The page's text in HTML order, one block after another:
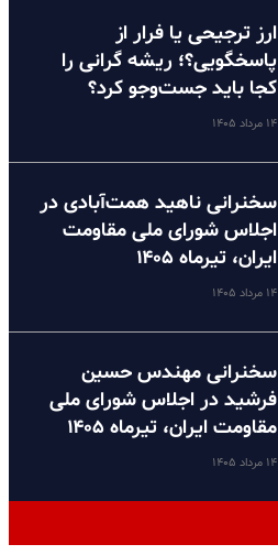
ارز ترجیحی یا فرار از
پاسخگویی؟؛ ریشه گرانی را
کجا باید جست‌وجو کرد؟
۱۴ مرداد ۱۴۰۵
سخنرانی ناهید همت‌آبادی در
اجلاس شورای ملی مقاومت
ایران، تیرماه ۱۴۰۵
۱۴ مرداد ۱۴۰۵
سخنرانی مهندس حسین
فرشید در اجلاس شورای ملی
مقاومت ایران، تیرماه ۱۴۰۵
۱۴ مرداد ۱۴۰۵